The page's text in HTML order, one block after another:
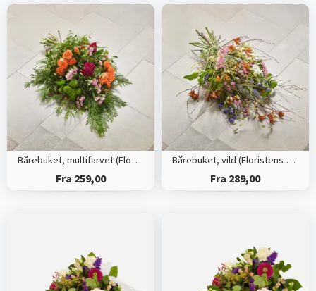
Bårebuket, multifarvet (Floristens kreative valg)
Fra 259,00
Bårebuket, vild (Floristens kreative valg)
Fra 289,00